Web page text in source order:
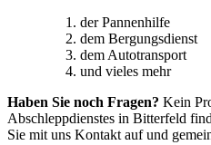
der Pannenhilfe
dem Bergungsdienst
dem Autotransport
und vieles mehr
Haben Sie noch Fragen? Kein
Abschleppdienstes in Bitterfeld
Sie mit uns Kontakt auf und